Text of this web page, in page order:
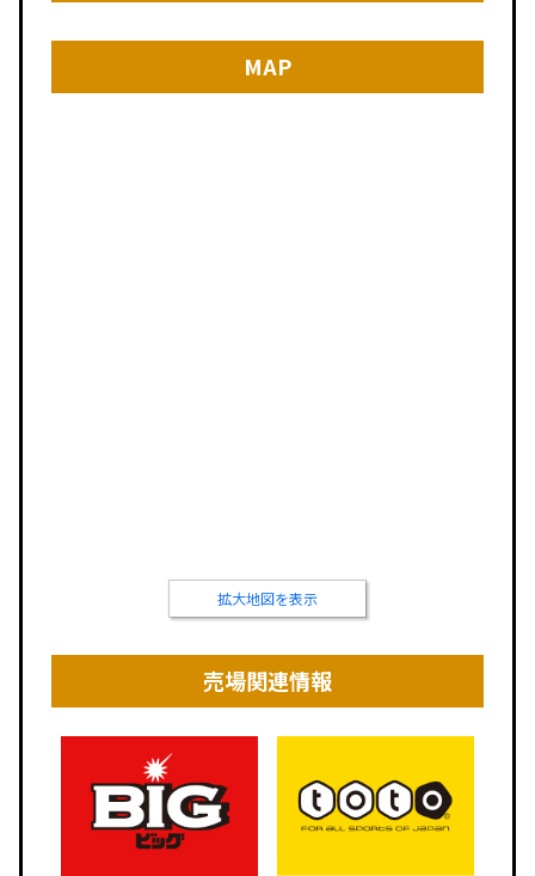
MAP
拡大地図を表示
売場関連情報